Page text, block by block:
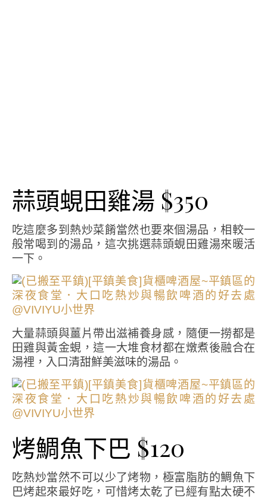
蒜頭蜆田雞湯 $350
吃這麼多到熱炒菜餚當然也要來個湯品，相較一
般常喝到的湯品，這次挑選蒜頭蜆田雞湯來暖活
一下。
大量蒜頭與薑片帶出滋補養身感，隨便一撈都是
田雞與黃金蜆，這一大堆食材都在燉煮後融合在
湯裡，入口清甜鮮美滋味的湯品。
烤鯛魚下巴 $120
吃熱炒當然不可以少了烤物，極富脂肪的鯛魚下
巴烤起來最好吃，可惜烤太乾了已經有點太硬不